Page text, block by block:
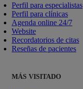
Perfil para especialistas
Perfil para clínicas
Agenda online 24/7
Website
Recordatorios de citas
Reseñas de pacientes
MÁS VISITADO